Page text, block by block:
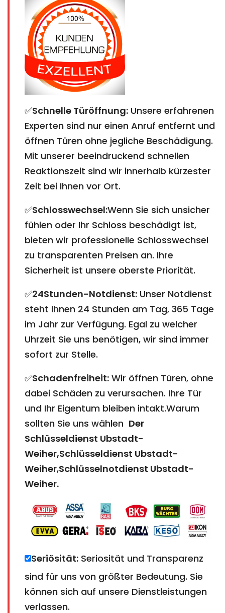
✅Schnelle Türöffnung: Unsere erfahrenen
Experten sind nur einen Anruf entfernt und
öffnen Türen ohne jegliche Beschädigung.
Mit unserer beeindruckend schnellen
Reaktionszeit sind wir innerhalb kürzester
Zeit bei Ihnen vor Ort.
✅Schlosswechsel:Wenn Sie sich unsicher
fühlen oder Ihr Schloss beschädigt ist,
bieten wir professionelle Schlosswechsel
zu transparenten Preisen an. Ihre
Sicherheit ist unsere oberste Priorität.
✅24Stunden-Notdienst: Unser Notdienst
steht Ihnen 24 Stunden am Tag, 365 Tage
im Jahr zur Verfügung. Egal zu welcher
Uhrzeit Sie uns benötigen, wir sind immer
sofort zur Stelle.
✅Schadenfreiheit: Wir öffnen Türen, ohne
dabei Schäden zu verursachen. Ihre Tür
und Ihr Eigentum bleiben intakt.Warum
sollten Sie uns wählen Der
Schlüsseldienst Ubstadt-
Weiher,Schlüsseldienst Ubstadt-
Weiher,Schlüsselnotdienst Ubstadt-
Weiher.
Seriösität: Seriosität und Transparenz
sind für uns von größter Bedeutung. Sie
können sich auf unsere Dienstleistungen
verlassen.